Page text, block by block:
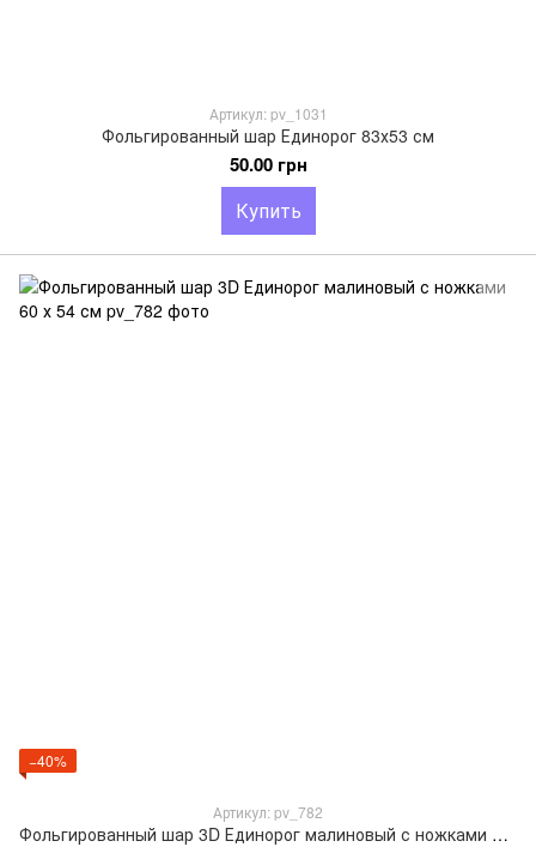
Артикул: pv_1031
Фольгированный шар Единорог 83х53 см
50.00 грн
Купить
−40%
Артикул: pv_782
Фольгированный шар 3D Единорог малиновый с ножками 60 х 54 см